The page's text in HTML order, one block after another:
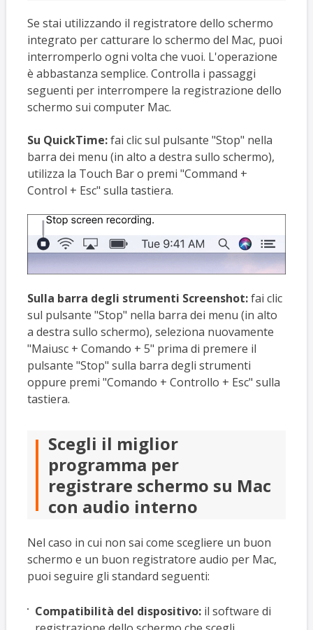
Se stai utilizzando il registratore dello schermo
integrato per catturare lo schermo del Mac, puoi
interromperlo ogni volta che vuoi. L'operazione
è abbastanza semplice. Controlla i passaggi
seguenti per interrompere la registrazione dello
schermo sui computer Mac.
Su QuickTime:fai clic sul pulsante "Stop" nella
barra dei menu (in alto a destra sullo schermo),
utilizza la Touch Bar o premi "Command +
Control + Esc" sulla tastiera.
Sulla barra degli strumenti Screenshot:fai clic
sul pulsante "Stop" nella barra dei menu (in alto
a destra sullo schermo), seleziona nuovamente
"Maiusc + Comando + 5" prima di premere il
pulsante "Stop" sulla barra degli strumenti
oppure premi "Comando + Controllo + Esc" sulla
tastiera.
Scegli il miglior
programma per
registrare schermo su Mac
con audio interno
Nel caso in cui non sai come scegliere un buon
schermo e un buon registratore audio per Mac,
puoi seguire gli standard seguenti:
Compatibilità del dispositivo: il software di